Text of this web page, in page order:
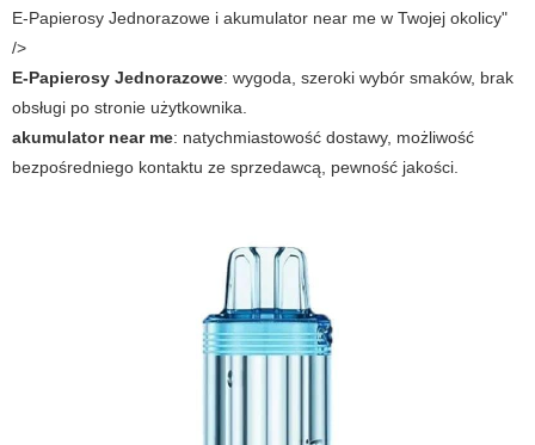
E-Papierosy Jednorazowe i akumulator near me w Twojej okolicy"
/>
E-Papierosy Jednorazowe: wygoda, szeroki wybór smaków, brak
obsługi po stronie użytkownika.
akumulator near me: natychmiastowość dostawy, możliwość
bezpośredniego kontaktu ze sprzedawcą, pewność jakości.